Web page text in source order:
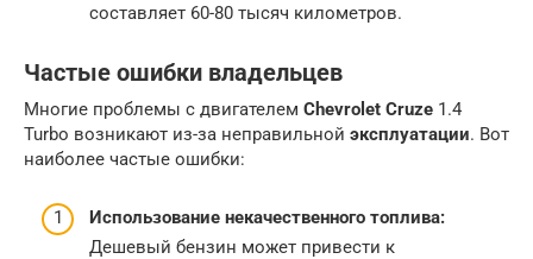
составляет 60-80 тысяч километров.
Частые ошибки владельцев
Многие проблемы с двигателем Chevrolet Cruze 1.4
Turbo возникают из-за неправильной эксплуатации. Вот
наиболее частые ошибки:
Использование некачественного топлива:
Дешевый бензин может привести к